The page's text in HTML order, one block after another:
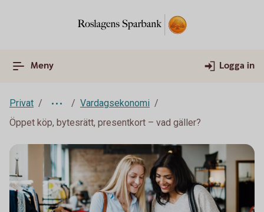
Meny Logga in
Privat
Vardagsekonomi
Öppet köp, bytesrätt, presentkort – vad gäller?